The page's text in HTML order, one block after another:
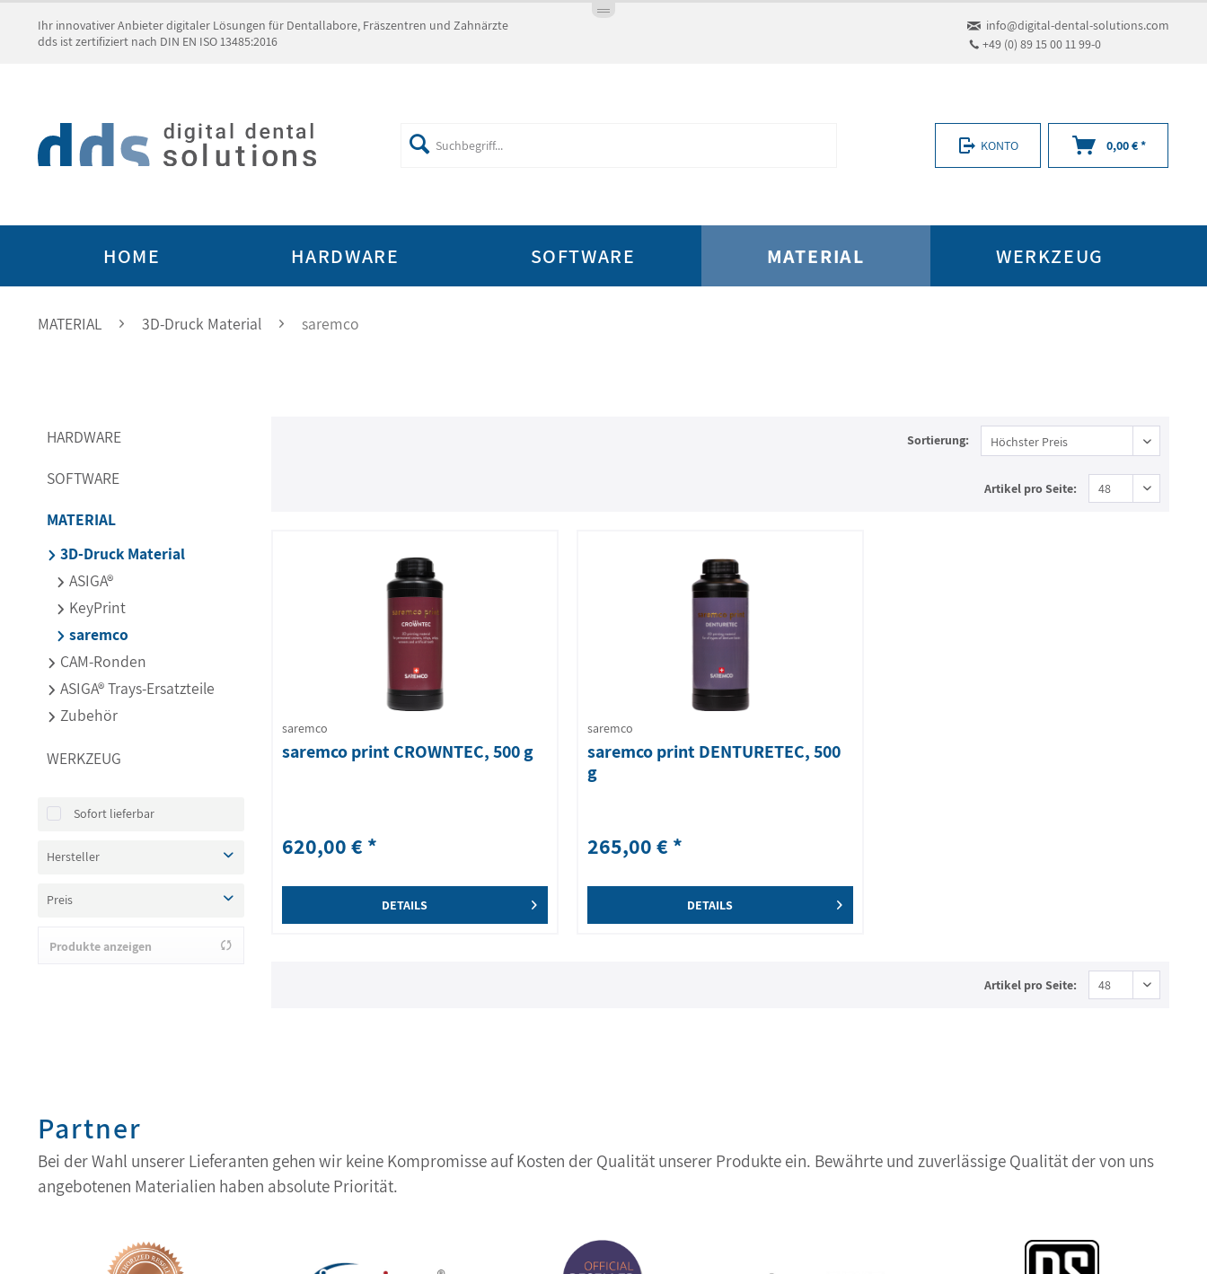
Ihr innovativer Anbieter digitaler Lösungen für Dentallabore, Fräszentren und Zahnärzte
dds ist zertifiziert nach DIN EN ISO 13485:2016
info@digital-dental-solutions.com
+49 (0) 89 15 00 11 99-0
KONTO 0,00 € *
HOME HARDWARE SOFTWARE MATERIAL WERKZEUG
MATERIAL 3D-Druck Material saremco
HARDWARE
SOFTWARE
MATERIAL
3D-Druck Material
ASIGA®
KeyPrint
saremco
CAM-Ronden
ASIGA® Trays-Ersatzteile
Zubehör
WERKZEUG
Sofort lieferbar
Hersteller
Preis
265,00 €
Produkte anzeigen
Sortierung:
Artikel pro Seite:
saremco
saremco print CROWNTEC, 500 g
620,00 € *
DETAILS
saremco
saremco print DENTURETEC, 500
g
265,00 € *
DETAILS
Artikel pro Seite:
Partner
Bei der Wahl unserer Lieferanten gehen wir keine Kompromisse auf Kosten der Qualität unserer Produkte ein. Bewährte und zuverlässige Qualität der von uns
angebotenen Materialien haben absolute Priorität.